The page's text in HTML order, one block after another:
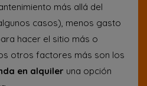
más allá del
casos), menos gasto
hacer el sitio más o
otros factores más son los
en alquiler una opción